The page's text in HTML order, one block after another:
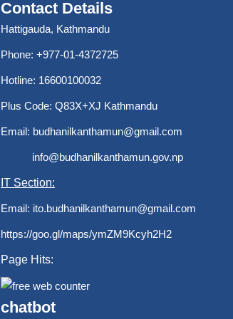
Contact Details
Hattigauda, Kathmandu
Phone: +977-01-4372725
Hotline: 16600100032
Plus Code: Q83X+XJ Kathmandu
Email: budhanilkanthamun@gmail.com
info@budhanilkanthamun.gov.np
IT Section:
Email: ito.budhanilkanthamun@gmail.com
https://goo.gl/maps/ymZM9Kcyh2H2
Page Hits:
chatbot